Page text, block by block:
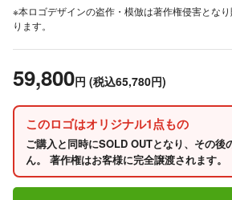
※本ロゴデザインの盗作・模倣は著作権侵害とな
ります。
59,800円 (税込65,780円)
このロゴはオリジナル1点もの
ご購入と同時にSOLD OUTとなり、その後
ん。 著作権はお客様に完全譲渡されます。